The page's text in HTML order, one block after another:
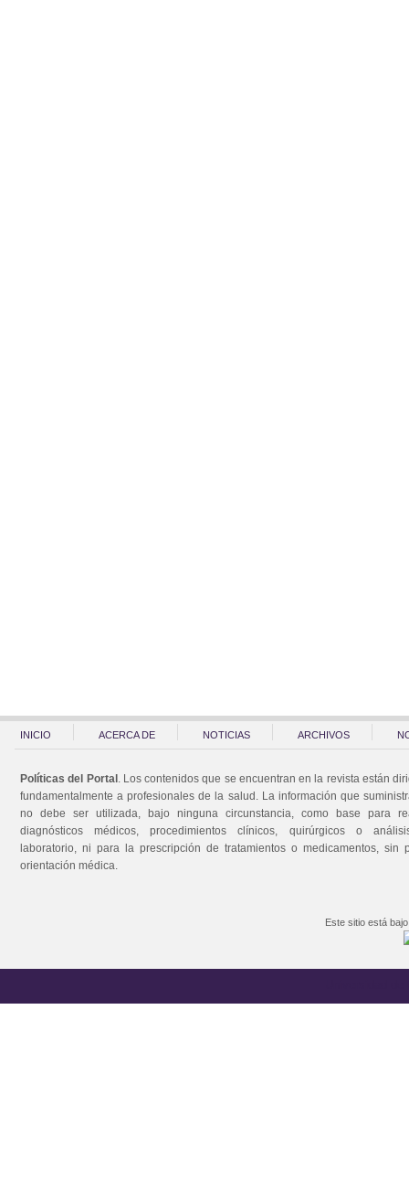
INICIO ACERCA DE NOTICIAS ARCHIVOS
Políticas del Portal . Los contenidos que se encuentran en la revista están
fundamentalmente a profesionales de la salud. La información que
no debe ser utilizada, bajo ninguna circunstancia, como base para
diagnósticos médicos, procedimientos clínicos, quirúrgicos o
laboratorio, ni para la prescripción de tratamientos o medicamentos, sin
orientación médica.
Este sitio está